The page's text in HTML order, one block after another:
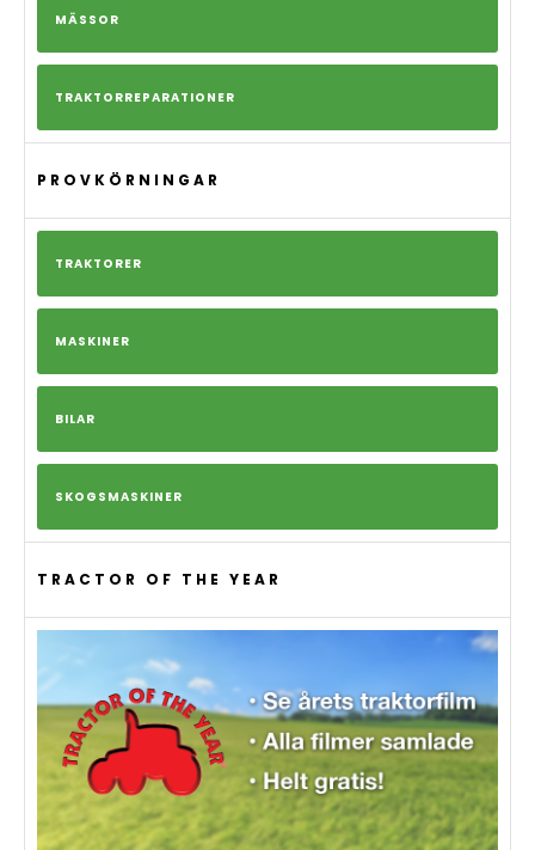
MÄSSOR
TRAKTORREPARATIONER
PROVKÖRNINGAR
TRAKTORER
MASKINER
BILAR
SKOGSMASKINER
TRACTOR OF THE YEAR